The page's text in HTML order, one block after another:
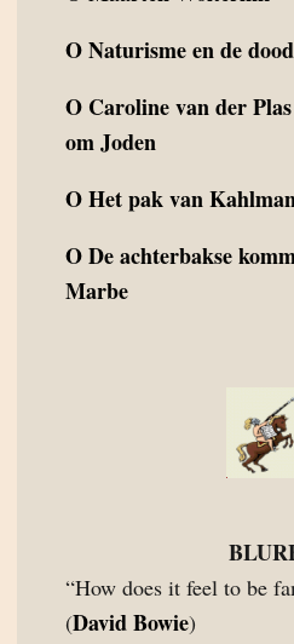
ONaturisme en de dood
O Caroline van der
om Joden
OHet pak van
ODe achterbakse
Marbe
“How does it feel to be
(David Bowie)